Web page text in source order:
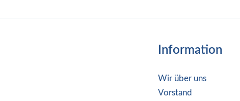
Information
Wir über uns
Vorstand